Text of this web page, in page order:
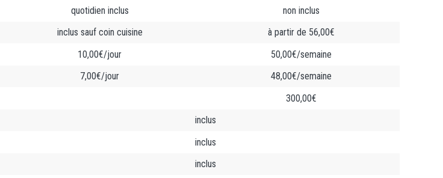
non inclus
quotidien inclus
à partir de 56,00€
inclus sauf coin cuisine
50,00€/semaine
10,00€/jour
48,00€/semaine
7,00€/jour
300,00€
inclus
inclus
inclus